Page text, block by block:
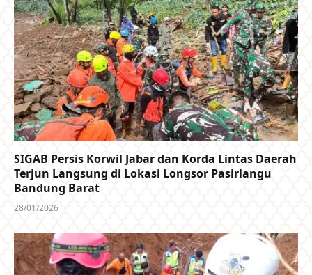
SIGAB Persis Korwil Jabar dan Korda Lintas Daerah
Terjun Langsung di Lokasi Longsor Pasirlangu
Bandung Barat
28/01/2026